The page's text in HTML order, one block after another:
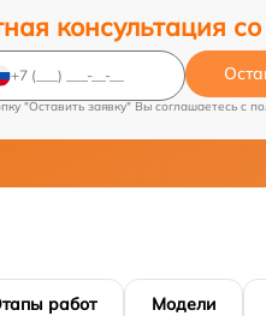
консультация
"Оставить заявку" Вы соглашаетесь c
работ Модели